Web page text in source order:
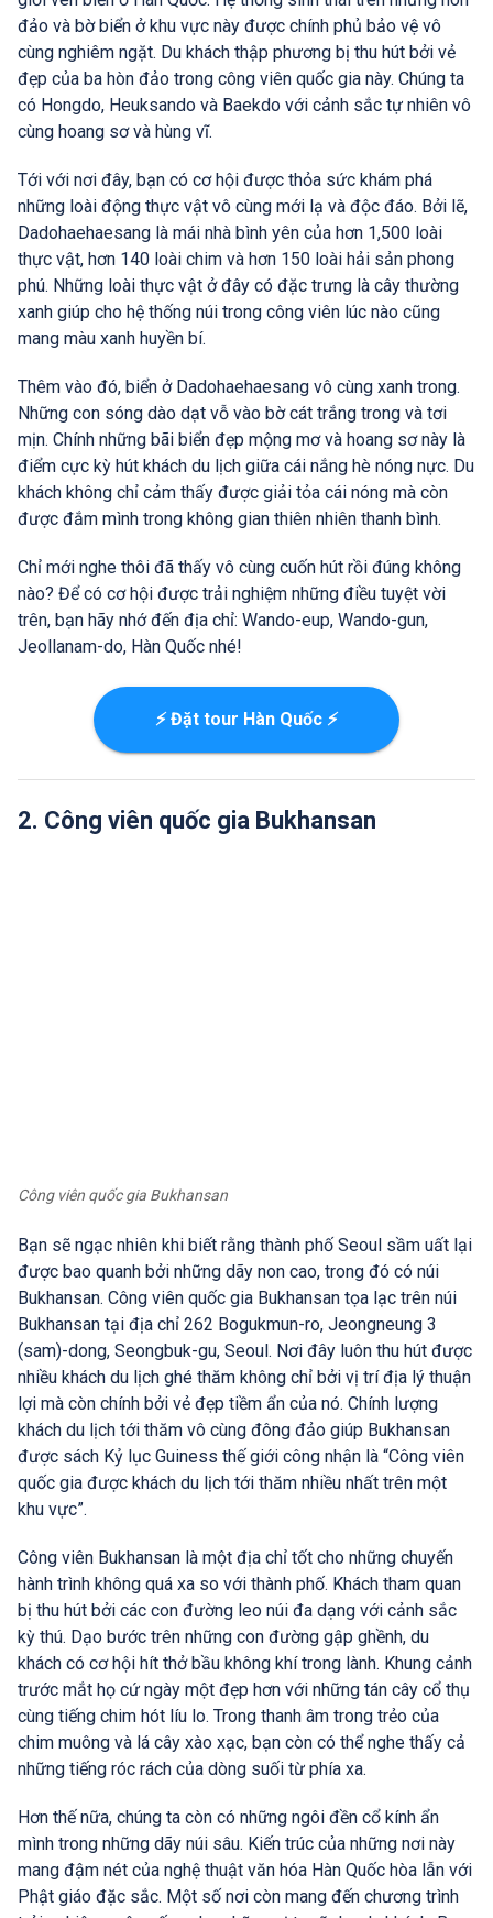
đảo và bờ biển ở khu vực này được chính phủ bảo vệ vô
cùng nghiêm ngặt. Du khách thập phương bị thu hút bởi vẻ
đẹp của ba hòn đảo trong công viên quốc gia này. Chúng ta
có Hongdo, Heuksando và Baekdo với cảnh sắc tự nhiên vô
cùng hoang sơ và hùng vĩ.
Tới với nơi đây, bạn có cơ hội được thỏa sức khám phá
những loài động thực vật vô cùng mới lạ và độc đáo. Bởi lẽ,
Dadohaehaesang là mái nhà bình yên của hơn 1,500 loài
thực vật, hơn 140 loài chim và hơn 150 loài hải sản phong
phú. Những loài thực vật ở đây có đặc trưng là cây thường
xanh giúp cho hệ thống núi trong công viên lúc nào cũng
mang màu xanh huyền bí.
Thêm vào đó, biển ở Dadohaehaesang vô cùng xanh trong.
Những con sóng dào dạt vỗ vào bờ cát trắng trong và tơi
mịn. Chính những bãi biển đẹp mộng mơ và hoang sơ này là
điểm cực kỳ hút khách du lịch giữa cái nắng hè nóng nực. Du
khách không chỉ cảm thấy được giải tỏa cái nóng mà còn
được đắm mình trong không gian thiên nhiên thanh bình.
Chỉ mới nghe thôi đã thấy vô cùng cuốn hút rồi đúng không
nào? Để có cơ hội được trải nghiệm những điều tuyệt vời
trên, bạn hãy nhớ đến địa chỉ: Wando-eup, Wando-gun,
Jeollanam-do, Hàn Quốc nhé!
⚡ Đặt tour Hàn Quốc ⚡
2. Công viên quốc gia Bukhansan
Công viên quốc gia Bukhansan
Bạn sẽ ngạc nhiên khi biết rằng thành phố Seoul sầm uất lại
được bao quanh bởi những dãy non cao, trong đó có núi
Bukhansan. Công viên quốc gia Bukhansan tọa lạc trên núi
Bukhansan tại địa chỉ 262 Bogukmun-ro, Jeongneung 3
(sam)-dong, Seongbuk-gu, Seoul. Nơi đây luôn thu hút được
nhiều khách du lịch ghé thăm không chỉ bởi vị trí địa lý thuận
lợi mà còn chính bởi vẻ đẹp tiềm ẩn của nó. Chính lượng
khách du lịch tới thăm vô cùng đông đảo giúp Bukhansan
được sách Kỷ lục Guiness thế giới công nhận là “Công viên
quốc gia được khách du lịch tới thăm nhiều nhất trên một
khu vực”.
Công viên Bukhansan là một địa chỉ tốt cho những chuyến
hành trình không quá xa so với thành phố. Khách tham quan
bị thu hút bởi các con đường leo núi đa dạng với cảnh sắc
kỳ thú. Dạo bước trên những con đường gập ghềnh, du
khách có cơ hội hít thở bầu không khí trong lành. Khung cảnh
trước mắt họ cứ ngày một đẹp hơn với những tán cây cổ thụ
cùng tiếng chim hót líu lo. Trong thanh âm trong trẻo của
chim muông và lá cây xào xạc, bạn còn có thể nghe thấy cả
những tiếng róc rách của dòng suối từ phía xa.
Hơn thế nữa, chúng ta còn có những ngôi đền cổ kính ẩn
mình trong những dãy núi sâu. Kiến trúc của những nơi này
mang đậm nét của nghệ thuật văn hóa Hàn Quốc hòa lẫn với
Phật giáo đặc sắc. Một số nơi còn mang đến chương trình